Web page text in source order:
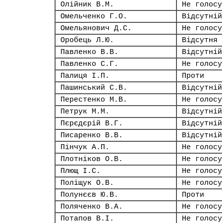
Олійник В.М.
Не
Омельченко Г.О.
Відсутній
Омельянович Д.С.
Не
Оробець Л.Ю.
Відсутня
Павленко В.В.
Відсутній
Павленко С.Г.
Не
Палиця І.П.
Проти
Пашинський С.В.
Відсутній
Перестенко М.В.
Не
Петрук М.М.
Відсутній
Пєрєдєрій В.Г.
Відсутній
Писаренко В.В.
Відсутній
Пінчук А.П.
Не
Плотніков О.В.
Не
Плющ І.С.
Не
Поліщук О.В.
Не
Полунєєв Ю.В.
Проти
Поляченко В.А.
Не
Потапов В.І.
Не